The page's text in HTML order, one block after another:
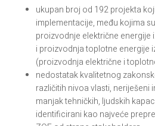
ukupan broj od 192 projekta
implementacije, među kojima
proizvodnje električne
i proizvodnja toplotne energije
(proizvodnja električne i
nedostatak kvalitetnog
različitih nivoa vlasti, neriješeni
manjak tehničkih, ljudskih
identificirani kao najveće